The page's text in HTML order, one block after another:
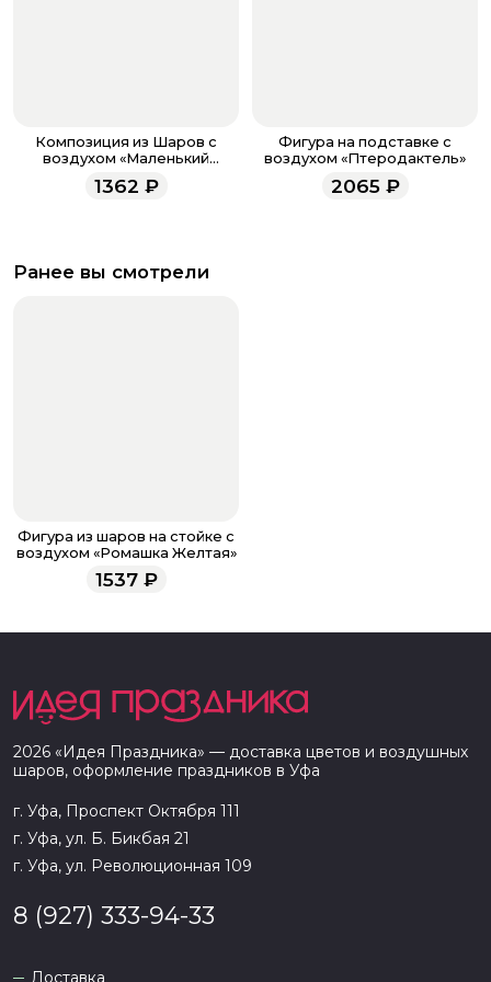
Композиция из Шаров с
воздухом «Маленький
1362 ₽
Фигура на подставке с
воздухом «Птеродактель»
2065₽
Ранее вы смотрели
Фигура из шаров на стойке с
воздухом «Ромашка Желтая»
1537₽
2026 « Идея Праздника» — доставка цветов и воздушных
шаров, оформление праздников в Уфа
г. Уфа, Проспект Октября 111
г. Уфа, ул. Б. Бикбая 21
г. Уфа, ул. Революционная 109
8 (927) 333-94-33